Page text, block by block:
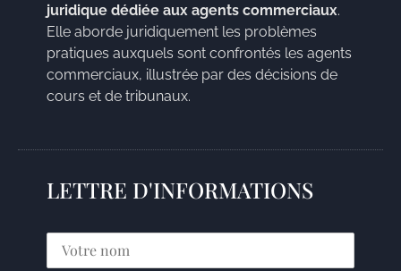
juridique dédiée aux agents commerciaux.
Elle aborde juridiquement les problèmes
pratiques auxquels sont confrontés les agents
commerciaux, illustrée par des décisions de
cours et de tribunaux.
LETTRE D'INFORMATIONS